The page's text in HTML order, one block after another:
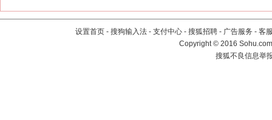
设置首页 - 搜狗输入法 - 支付中心 - 搜狐招聘 - 广告服务 - 客
Copyright©2016
搜狐不良信息举